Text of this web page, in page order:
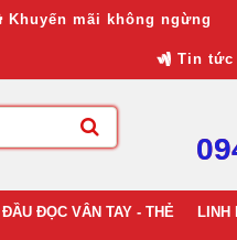
Khuyến mãi không ngừng
Tin tức
ĐẦU ĐỌC VÂN TAY - THẺ LINH